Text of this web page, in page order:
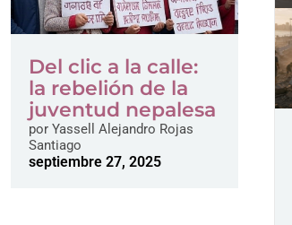
Del clic a la calle:
la rebelión de la
juventud nepalesa
por Yassell Alejandro Rojas
Santiago
septiembre 27, 2025